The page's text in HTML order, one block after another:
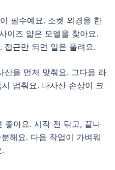
필수예요. 소켓 외경을 한
이즈 얇은 모델을 찾아요.
접근만 되면 일은 풀려요.
산을 먼저 맞춰요. 그다음 라
멈춰요. 나사산 손상이 크
좋아요. 시작 전 닦고, 끝나
해요. 다음 작업이 가벼워